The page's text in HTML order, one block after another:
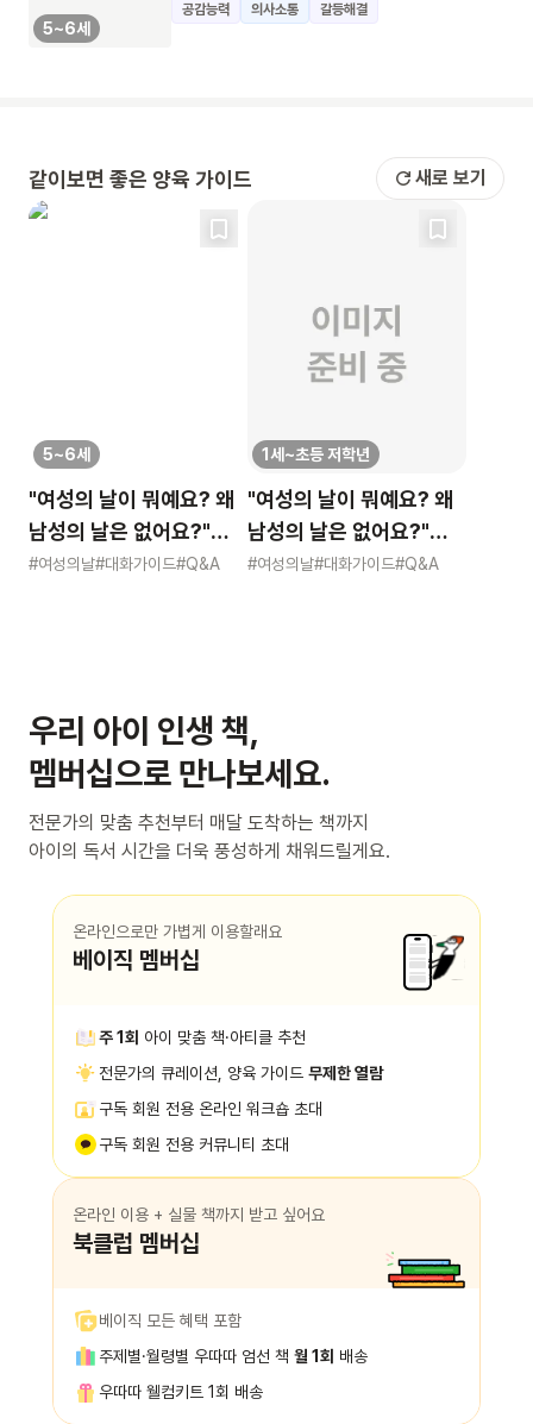
5~6세
공감능력
의사소통 갈등해결
같이보면 좋은 양육 가이드 새로 보기
5~6세
"여성의 날이 뭐예요? 왜
남성의 날은 없어요?"
묻는 어린이에게 이렇게
#여성의날#대화가이드#Q&A
1세~초등 저학년
"여성의 날이 뭐예요? 왜
남성의 날은 없어요?"
묻는 어린이에게 이렇게
#여성의날#대화가이드#Q&A
우리 아이 인생 책,
멤버십으로 만나보세요.
전문가의 맞춤 추천부터 매달 도착하는 책까지
아이의 독서 시간을 더욱 풍성하게 채워드릴게요.
온라인으로만 가볍게 이용할래요
베이직 멤버십
주 1회 아이 맞춤 책·아티클 추천
전문가의 큐레이션, 양육 가이드 무제한 열람
구독 회원 전용 온라인 워크숍 초대
구독 회원 전용 커뮤니티 초대
온라인 이용 + 실물 책까지 받고 싶어요
북클럽 멤버십
베이직 모든 혜택 포함
주제별·월령별 우따따 엄선 책 월 1회 배송
우따따 웰컴키트 1회 배송